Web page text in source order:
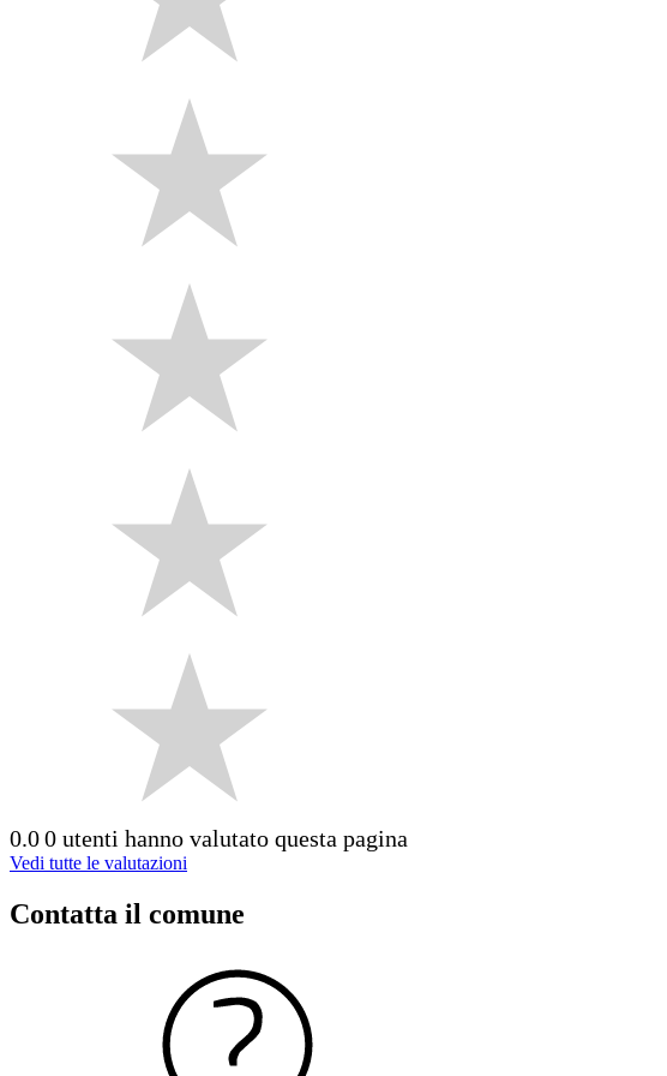
0.00 utenti hanno valutato questa pagina
Vedi tutte le valutazioni
Contatta il comune